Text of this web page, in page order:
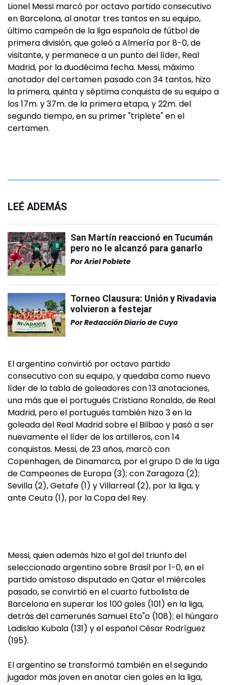
Lionel Messi marcó por octavo partido consecutivo
en Barcelona, al anotar tres tantos en su equipo,
último campeón de la liga española de fútbol de
primera división, que goleó a Almería por 8-0, de
visitante, y permanece a un punto del líder, Real
Madrid, por la duodécima fecha. Messi, máximo
anotador del certamen pasado con 34 tantos, hizo
la primera, quinta y séptima conquista de su equipo a
los 17m. y 37m. de la primera etapa, y 22m. del
segundo tiempo, en su primer "triplete" en el
certamen.
LEÉ ADEMÁS
San Martín reaccionó en Tucumán
pero no le alcanzó para ganarlo
PorAriel Poblete
Torneo Clausura: Unión y Rivadavia
volvieron a festejar
PorRedacción Diario de Cuyo
El argentino convirtió por octavo partido
consecutivo con su equipo, y quedaba como nuevo
líder de la tabla de goleadores con 13 anotaciones,
una más que el portugués Cristiano Ronaldo, de Real
Madrid, pero el portugués también hizo 3 en la
goleada del Real Madrid sobre el Bilbao y pasó a ser
nuevamente el líder de los artilleros, con 14
conquistas. Messi, de 23 años, marcó con
Copenhagen, de Dinamarca, por el grupo D de la Liga
de Campeones de Europa (3); con Zaragoza (2);
Sevilla (2), Getafe (1) y Villarreal (2), por la liga, y
ante Ceuta (1), por la Copa del Rey.
Messi, quien además hizo el gol del triunfo del
seleccionado argentino sobre Brasil por 1-0, en el
partido amistoso disputado en Qatar el miércoles
pasado, se convirtió en el cuarto futbolista de
Barcelona en superar los 100 goles (101) en la liga,
detrás del camerunés Samuel Eto"o (108); el húngaro
Ladislao Kubala (131) y el español César Rodríguez
(195).
El argentino se transformó también en el segundo
jugador más joven en anotar cien goles en la liga,